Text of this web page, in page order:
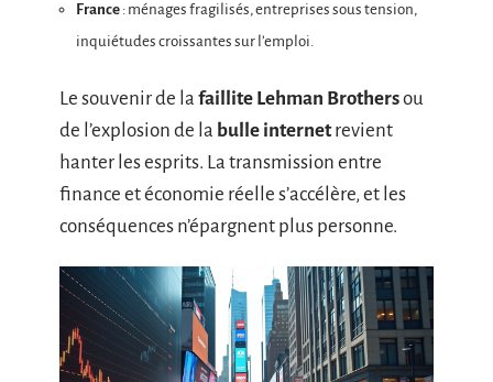
France : ménages fragilisés, entreprises sous tension,
inquiétudes croissantes sur l’emploi.
Le souvenir de la faillite Lehman Brothersou
de l’explosion de la bulle internetrevient
hanter les esprits. La transmission entre
finance et économie réelle s’accélère, et les
conséquences n’épargnent plus personne.